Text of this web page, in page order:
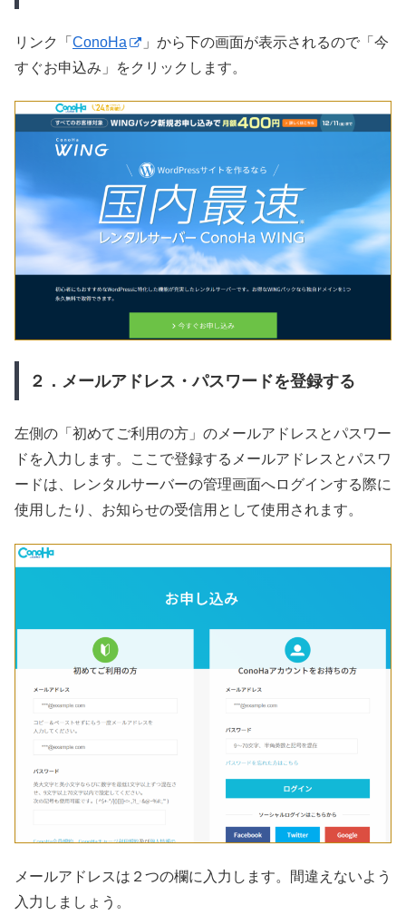
リンク「 ConoHa
」から下の画面が表示されるので「今
すぐお申込み」をクリックします。
２．メールアドレス・パスワードを登録する
左側の「初めてご利用の方」のメールアドレスとパスワー
ドを入力します。ここで登録するメールアドレスとパスワ
ードは、レンタルサーバーの管理画面へログインする際に
使用したり、お知らせの受信用として使用されます。
メールアドレスは２つの欄に入力します。間違えないよう
入力しましょう。